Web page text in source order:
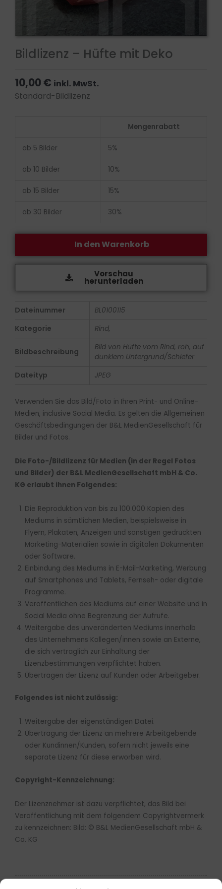
Bildlizenz – Hüfte mit Deko
10,00€ inkl. MwSt.
Standard-Bildlizenz
Mengenrabatt
ab 5 Bilder 5%
ab 10 Bilder 10%
ab 15 Bilder 15%
ab 30 Bilder 30%
Hüfte
Deko
In den Warenkorb
Vorschau
herunterladen
Dateinummer BL0100115
Kategorie Rind,
Bildbeschreibung
Bild von Hüfte vom Rind, roh, auf
dunklem Untergrund/Schiefer
Dateityp JPEG
Verwenden Sie das Bild/Foto in Ihren Print- und Online-
Medien, inclusive Social Media. Es gelten die Allgemeinen
Geschäftsbedingungen der B&L MedienGesellschaft für
Bilder und Fotos.
Die Foto-/Bildlizenz für Medien (in der Regel Fotos
und Bilder) der B&L MedienGesellschaft mbH & Co.
KG erlaubt ihnen Folgendes:
Die Reproduktion von bis zu 100.000 Kopien des
Mediums in sämtlichen Medien, beispielsweise in
Flyern, Plakaten, Anzeigen und sonstigen gedruckten
Marketing-Materialien sowie in digitalen Dokumenten
oder Software.
Einbindung des Mediums in E-Mail-Marketing, Werbung
auf Smartphones und Tablets, Fernseh- oder digitale
Programme.
Veröffentlichen des Mediums auf einer Website und in
Social Media ohne Begrenzung der Aufrufe.
Weitergabe des unveränderten Mediums innerhalb
des Unternehmens Kollegen/innen sowie an Externe,
die sich vertraglich zur Einhaltung der
Lizenzbestimmungen verpflichtet haben.
Übertragen der Lizenz auf Kunden oder Arbeitgeber.
Folgendes ist nicht zulässig:
Weitergabe der eigenständigen Datei.
Übertragung der Lizenz an mehrere Arbeitgebende
oder Kundinnen/Kunden, sofern nicht jeweils eine
separate Lizenz für diese erworben wird.
Copyright-Kennzeichnung:
Der Lizenznehmer ist dazu verpflichtet, das Bild bei
Veröffentlichung mit dem folgendem Copyrightvermerk
zu kennzeichnen: Bild: © B&L MedienGesellschaft mbH &
Co. KG